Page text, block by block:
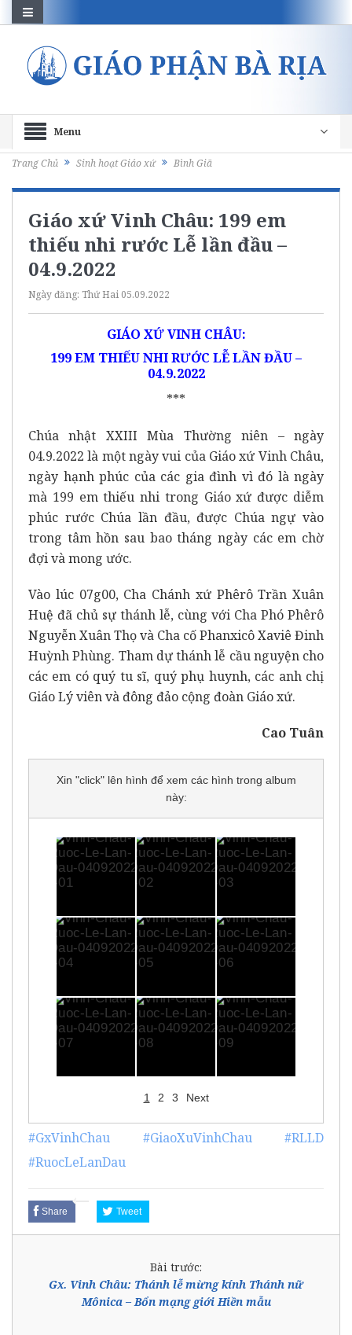
Menu
Trang Chủ Sinh hoạt Giáo xứ Bình Giã
Giáo xứ Vinh Châu: 199 em
thiếu nhi rước Lễ lần đầu –
04.9.2022
Ngày đăng: Thứ Hai 05.09.2022
GIÁO XỨ VINH CHÂU:
199 EM THIẾU NHI RƯỚC LỄ LẦN ĐẦU –
04.9.2022
***
Chúa nhật XXIII Mùa Thường niên – ngày
04.9.2022 là một ngày vui của Giáo xứ Vinh Châu,
ngày hạnh phúc của các gia đình vì đó là ngày
mà 199 em thiếu nhi trong Giáo xứ được diễm
phúc rước Chúa lần đầu, được Chúa ngự vào
trong tâm hồn sau bao tháng ngày các em chờ
đợi và mong ước.
Vào lúc 07g00, Cha Chánh xứ Phêrô Trần Xuân
Huệ đã chủ sự thánh lễ, cùng với Cha Phó Phêrô
Nguyễn Xuân Thọ và Cha cố Phanxicô Xaviê Đinh
Huỳnh Phùng. Tham dự thánh lễ cầu nguyện cho
các em có quý tu sĩ, quý phụ huynh, các anh chị
Giáo Lý viên và đông đảo cộng đoàn Giáo xứ.
Cao Tuân
Xin "click" lên hình để xem các hình trong album
này:
1 2 3 Next
#GxVinhChau #GiaoXuVinhChau
#RLLD
#RuocLeLanDau
Share Tweet
Bài trước:
Gx. Vinh Châu: Thánh lễ mừng kính Thánh nữ
Mônica – Bổn mạng giới Hiền mẫu